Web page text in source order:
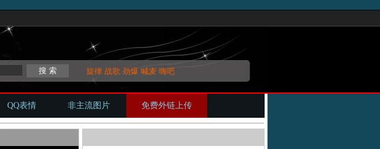
旋律 战歌 劲爆 喊麦 嗨吧
QQ表情 非主流图片 免费外链上传